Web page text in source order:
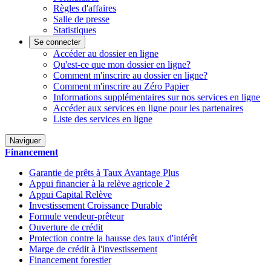
Règles d'affaires
Salle de presse
Statistiques
Se connecter
Accéder au dossier en ligne
Qu'est-ce que mon dossier en ligne?
Comment m'inscrire au dossier en ligne?
Comment m'inscrire au Zéro Papier
Informations supplémentaires sur nos services en ligne
Accéder aux services en ligne pour les partenaires
Liste des services en ligne
Naviguer
Financement
Garantie de prêts à Taux Avantage Plus
Appui financier à la relève agricole 2
Appui Capital Relève
Investissement Croissance Durable
Formule vendeur-prêteur
Ouverture de crédit
Protection contre la hausse des taux d'intérêt
Marge de crédit à l'investissement
Financement forestier